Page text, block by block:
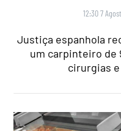
12:30 7
Justiça espanhola
um carpinteiro de
cirurgias